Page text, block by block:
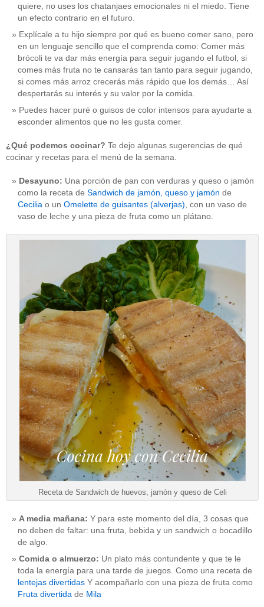
quiere, no uses los chatanjaes emocionales ni el miedo. Tiene
un efecto contrario en el futuro.
Explícale a tu hijo siempre por qué es bueno comer sano, pero
en un lenguaje sencillo que el comprenda como: Comer más
brócoli te va dar más energía para seguir jugando el futbol, si
comes más fruta no te cansarás tan tanto para seguir jugando,
si comes más arroz crecerás más rápido que los demás… Así
despertarás su interés y su valor por la comida.
Puedes hacer puré o guisos de color intensos para ayudarte a
esconder alimentos que no les gusta comer.
¿Qué podemos cocinar? Te dejo algunas sugerencias de qué
cocinar y recetas para el menú de la semana.
Desayuno: Una porción de pan con verduras y queso o jamón
como la receta de Sandwich de jamón, queso y jamón de
Cecilia o un Omelette de guisantes (alverjas), con un vaso de
vaso de leche y una pieza de fruta como un plátano.
Receta de Sandwich de huevos, jamón y queso de Celi
A media mañana: Y para este momento del día, 3 cosas que
no deben de faltar: una fruta, bebida y un sandwich o bocadillo
de algo.
Comida o almuerzo: Un plato más contundente y que te le
toda la energía para una tarde de juegos. Como una receta de
lentejas divertidas Y acompañarlo con una pieza de fruta como
Fruta divertida de Mila